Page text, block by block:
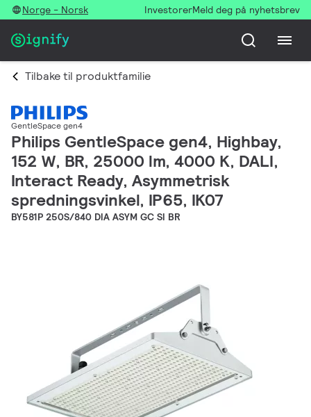
Norge - Norsk InvestorerMeld deg på nyhetsbrev
Tilbake til produktfamilie
GentleSpace gen4
Philips GentleSpace gen4, Highbay,
152 W, BR, 25000 lm, 4000 K, DALI,
Interact Ready, Asymmetrisk
spredningsvinkel, IP65, IK07
BY581P 250S/840 DIA ASYM GC SI BR